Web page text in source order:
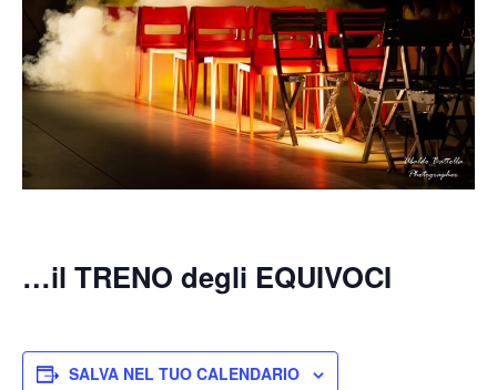
…il TRENO degli EQUIVOCI
SALVA NEL TUO CALENDARIO